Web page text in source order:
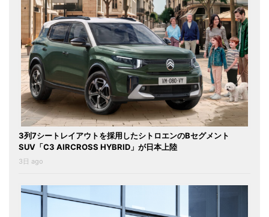
3列7シートレイアウトを採用したシトロエンのBセグメント
SUV「C3 AIRCROSS HYBRID」が日本上陸
3日 ago